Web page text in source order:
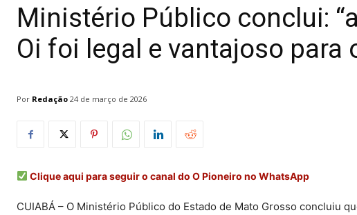
Ministério Público conclui:
Oi foi legal e vantajoso para
Por Redação 24 de março de 2026
Clique aqui para seguir o canal do O Pioneiro no WhatsApp
CUIABÁ – O Ministério Público do Estado de Mato Grosso concluiu